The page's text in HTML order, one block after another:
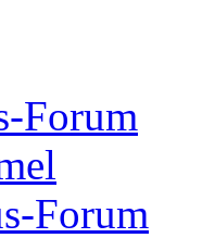
Forum
Forum